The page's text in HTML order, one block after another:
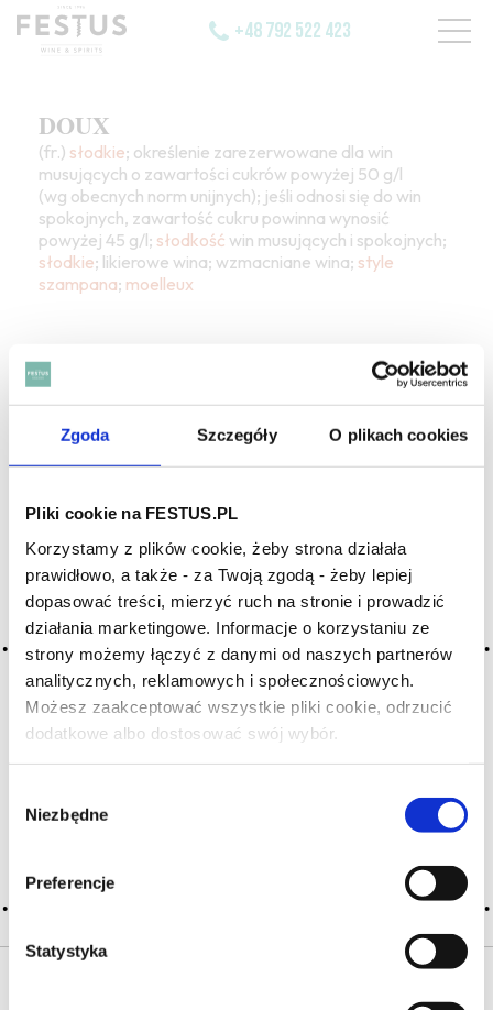
Zgoda Szczegóły O plikach cookies
Pliki cookie na FESTUS.PL
Korzystamy z plików cookie, żeby strona działała
prawidłowo, a także - za Twoją zgodą - żeby lepiej
dopasować treści, mierzyć ruch na stronie i prowadzić
działania marketingowe. Informacje o korzystaniu ze
strony możemy łączyć z danymi od naszych partnerów
analitycznych, reklamowych i społecznościowych.
Możesz zaakceptować wszystkie pliki cookie, odrzucić
dodatkowe albo dostosować swój wybór.
zgody
Niezbędne
Preferencje
Statystyka
Czy masz ukończone 18 lat?
+48 792 522 423
DOUX
(fr.) słodkie; określenie zarezerwowane dla win
musujących o zawartości cukrów powyżej 50 g/l
(wg obecnych norm unijnych); jeśli odnosi się do win
spokojnych, zawartość cukru powinna wynosić
powyżej 45 g/l; słodkość win musujących i spokojnych;
słodkie; likierowe wina; wzmacniane wina; style
szampana; moelleux
SZUKAJ W SŁOWNIKU
HASŁA ALFABETYCZNIE:
WYBIERZ LITERĘ ALFABETU PONIŻEJ:
A B C-Ć D E F G
H I J K L-Ł M N
O-Ó P Q R S-Ś T
U V W X-Y
Z-Ź-Ż
Cały czas pracujemy nad wprowadzaniem do
słownika nowych haseł. Jeśli jakis termin stwarza
-proszę nas o tym poinformować